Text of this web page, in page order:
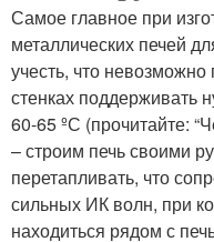
Самое главное при
металлических печей
учесть, что
стенках поддерживать
60-65 ºС (прочитайте:
– строим печь своими
перетапливать, что
сильных ИК волн, при
находиться рядом с